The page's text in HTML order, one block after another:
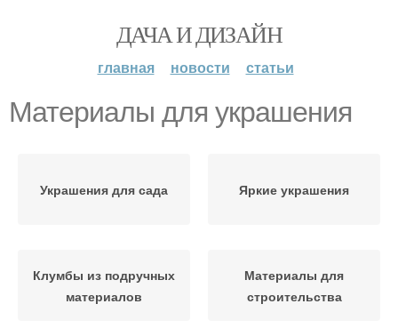
ДАЧА И ДИЗАЙН
главная новости статьи
Материалы для украшения
Украшения для сада Яркие украшения
Клумбы из подручных
материалов
Материалы для
строительства